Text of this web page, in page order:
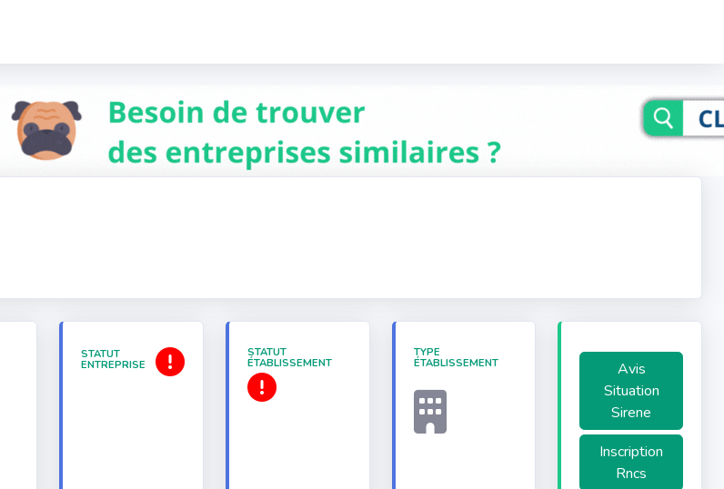
STATUT
ENTREPRISE
STATUT
ÉTABLISSEMENT
TYPE
ÉTABLISSEMENT
Avis
Situation
Sirene
Inscription
Rncs